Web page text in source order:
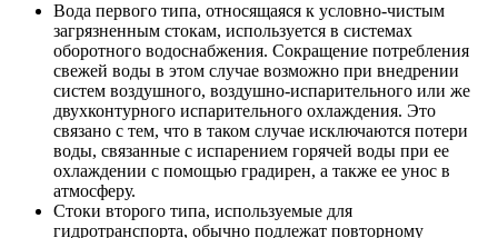
Вода первого типа, относящаяся к условно-чистым
загрязненным стокам, используется в системах
оборотного водоснабжения. Сокращение потребления
свежей воды в этом случае возможно при внедрении
систем воздушного, воздушно-испарительного или же
двухконтурного испарительного охлаждения. Это
связано с тем, что в таком случае исключаются потери
воды, связанные с испарением горячей воды при ее
охлаждении с помощью градирен, а также ее унос в
атмосферу.
Стоки второго типа, используемые для
гидротранспорта, обычно подлежат повторному